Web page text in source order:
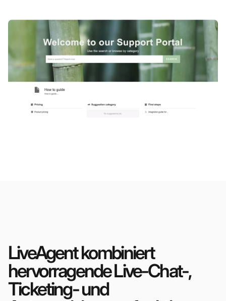
LiveAgent kombiniert
hervorragende Live-Chat-,
Ticketing- und